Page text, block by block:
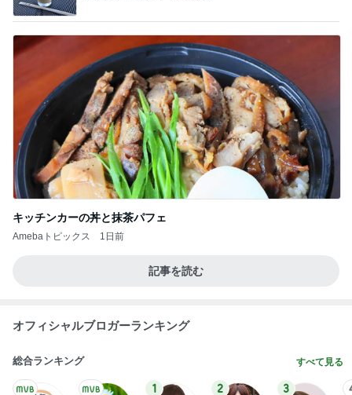
キッチンカーの丼と抹茶パフェ
Amebaトピックス 1日前
記事を読む
オフィシャルブロガーランキング
総合ランキング すべて見る
1 2 3